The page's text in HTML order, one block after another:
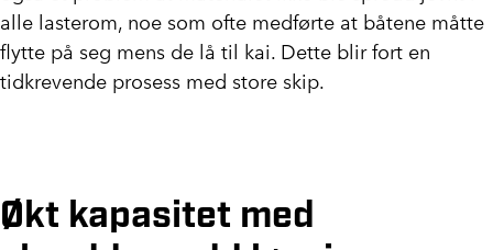
alle lasterom, noe som ofte medførte at båtene måtte
flytte på seg mens de lå til kai. Dette blir fort en
tidkrevende prosess med store skip.
Økt kapasitet med